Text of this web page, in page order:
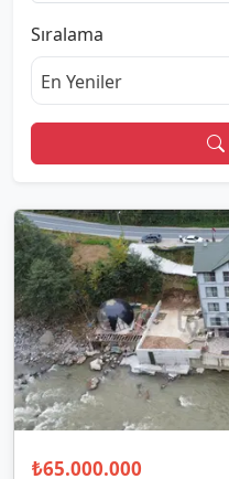
Sıralama
En Yeniler
₺65.000.000